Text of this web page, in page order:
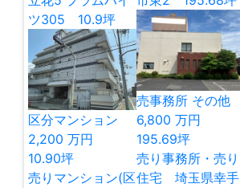
ツ305 10.9坪
区分マンション
2,200 万円
10.90坪
売りマンション(区
売事務所 その他
6,800 万円
195.69坪
売り事務所・売り
住宅 埼玉県幸手